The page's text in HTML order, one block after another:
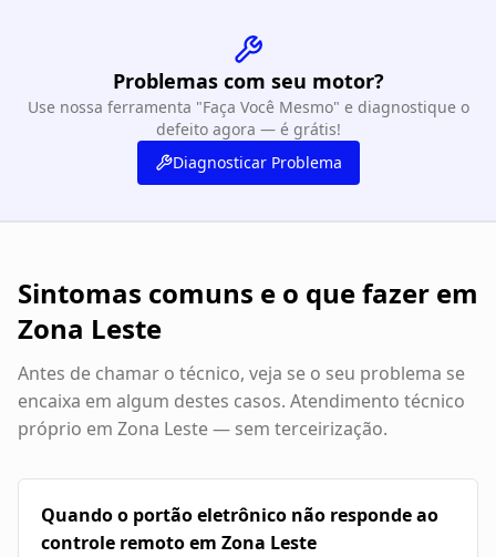
Problemas com seu motor?
Use nossa ferramenta "Faça Você Mesmo" e diagnostique o
defeito agora — é grátis!
Diagnosticar Problema
Sintomas comuns e o que fazer em
Zona Leste
Antes de chamar o técnico, veja se o seu problema se
encaixa em algum destes casos. Atendimento técnico
próprio em Zona Leste— sem terceirização.
Quando o portão eletrônico não responde ao
controle remoto em Zona Leste